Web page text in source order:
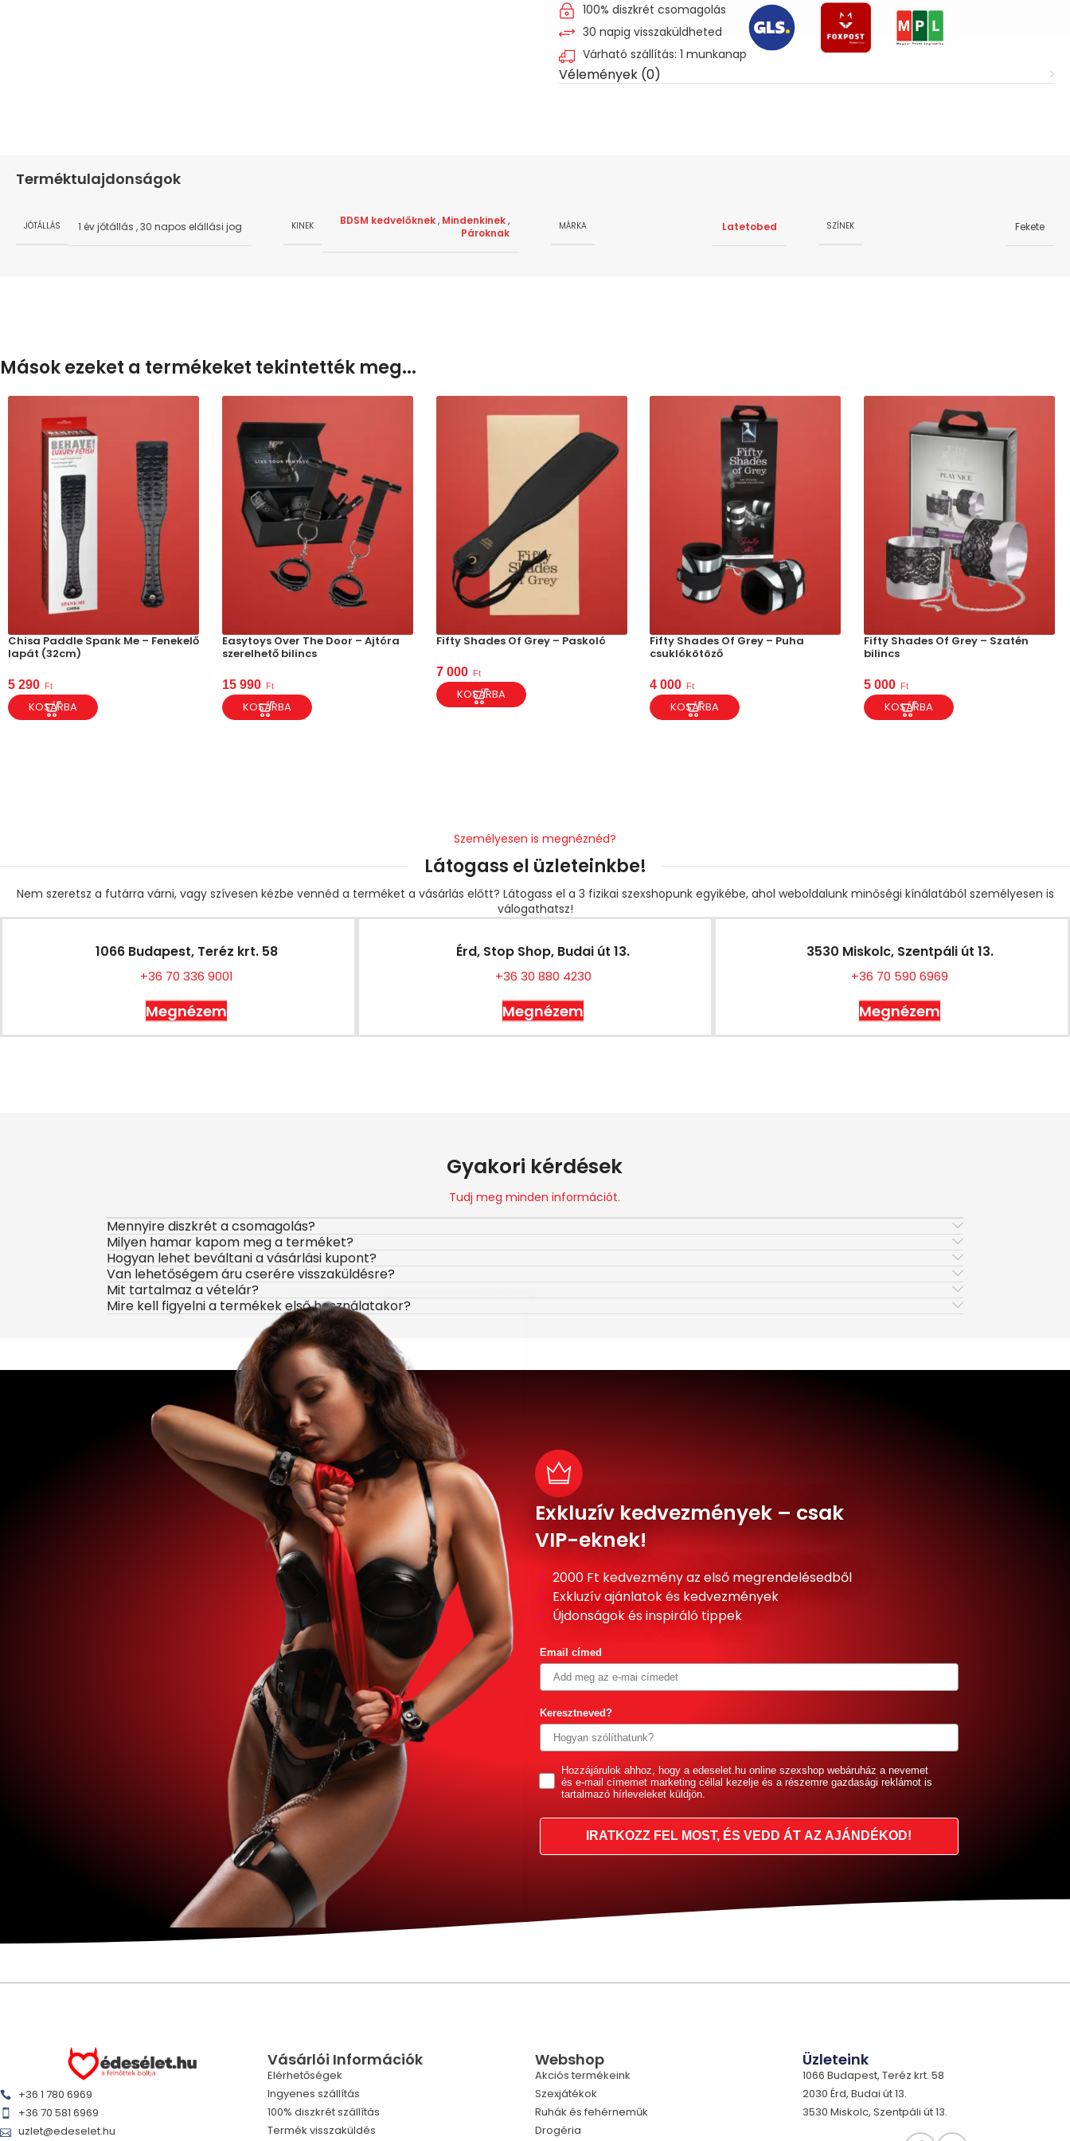
100% diszkrét csomagolás
30 napig visszaküldheted
Várható szállítás: 1 munkanap
Vélemények (0)
Terméktulajdonságok
JÓTÁLLÁS 1 év jótállás ,30 napos elállási jog KINEK BDSM kedvelőknek, Mindenkinek,
Pároknak
MÁRKA Latetobed SZÍNEK Fekete
Mások ezeket a termékeket tekintették meg...
Chisa Paddle Spank Me – Fenekelő
lapát (32cm)
5 290 Ft
KOSÁRBA
Easytoys Over The Door – Ajtóra
szerelhető bilincs
15 990 Ft
KOSÁRBA
Fifty Shades Of Grey – Paskoló
7 000 Ft
KOSÁRBA
Fifty Shades Of Grey – Puha
csuklókötöző
4 000 Ft
KOSÁRBA
Fifty Shades Of Grey – Szatén
bilincs
5 000 Ft
KOSÁRBA
Személyesen is megnéznéd?
Látogass el üzleteinkbe!
Nem szeretsz a futárra várni, vagy szívesen kézbe vennéd a terméket a vásárlás előtt? Látogass el a 3 fizikai szexshopunk egyikébe, ahol weboldalunk minőségi kínálatából személyesen is
válogathatsz!
1066 Budapest, Teréz krt. 58
+36 70 336 9001
Megnézem
Érd, Stop Shop, Budai út 13.
+36 30 880 4230
Megnézem
3530 Miskolc, Szentpáli út 13.
+36 70 590 6969
Megnézem
Gyakori kérdések
Tudj meg minden információt.
Mennyire diszkrét a csomagolás?
Milyen hamar kapom meg a terméket?
Hogyan lehet beváltani a vásárlási kupont?
Van lehetőségem áru cserére visszaküldésre?
Mit tartalmaz a vételár?
Mire kell figyelni a termékek első használatakor?
Exkluzív kedvezmények – csak
VIP-eknek!
2000 Ft kedvezmény az első megrendelésedből
Exkluzív ajánlatok és kedvezmények
Újdonságok és inspiráló tippek
Email címed
Keresztneved?
GDPRHozzájárulok ahhoz, hogy a edeselet.hu online szexshop webáruház a nevemet
és e-mail címemet marketing céllal kezelje és a részemre gazdasági reklámot is
tartalmazó hírleveleket küldjön.
IRATKOZZ FEL MOST, ÉS VEDD ÁT AZ AJÁNDÉKOD!
+36 1 780 6969
+36 70 581 6969
uzlet@edeselet.hu
Vásárlói Információk
Elérhetőségek
Ingyenes szállítás
100% diszkrét szállítás
Termék visszaküldés
Webshop
Akciós termékeink
Szexjátékok
Ruhák és fehérneműk
Drogéria
Üzleteink
1066 Budapest, Teréz krt. 58
2030 Érd, Budai út 13.
3530 Miskolc, Szentpáli út 13.